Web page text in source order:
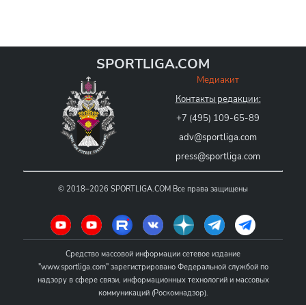
SPORTLIGA.COM
Медиакит
Контакты редакции:
+7 (495) 109-65-89
adv@sportliga.com
press@sportliga.com
© 2018–2026 SPORTLIGA.COM Все права защищены
Средство массовой информации сетевое издание
"www.sportliga.com" зарегистрировано Федеральной службой по
надзору в сфере связи, информационных технологий и массовых
коммуникаций (Роскомнадзор).